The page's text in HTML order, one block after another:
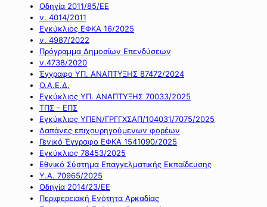
Οδηγία 2011/85/ΕΕ
ν. 4014/2011
Εγκύκλιος ΕΦΚΑ 16/2025
ν. 4987/2022
Πρόγραμμα Δημοσίων Επενδύσεων
ν.4738/2020
Έγγραφο ΥΠ. ΑΝΑΠΤΥΞΗΣ 87472/2024
Ο.Α.Ε.Δ.
Εγκύκλιος ΥΠ. ΑΝΑΠΤΥΞΗΣ 70033/2025
ΤΠΣ - ΕΠΣ
Εγκύκλιος ΥΠΕΝ/ΓΡΓΓΧΣΑΠ/104031/7075/2025
Δαπάνες επιχουρηγούμενων φορέων
Γενικό Έγγραφο ΕΦΚΑ 1541090/2025
Εγκύκλιος 78453/2025
Εθνικό Σύστημα Επαγγελματικής Εκπαίδευσης
Υ.Α. 70965/2025
Οδηγία 2014/23/ΕΕ
Περιφερειακή Ενότητα Αρκαδίας